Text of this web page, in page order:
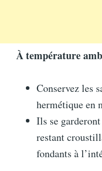
À température
Conservez les
hermétique en
Ils se
restant
fondants à